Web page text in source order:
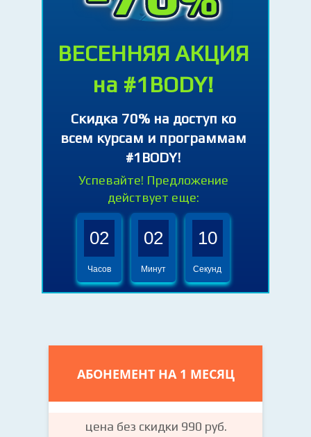
ВЕСЕННЯЯ АКЦИЯ
на #1BODY!
Cкидка 70% на доступ ко
всем курсам и программам
#1BODY!
Успевайте! Предложение
действует еще:
02
Часов
02
Минут
08
Секунд
АБОНЕМЕНТ НА 1 МЕСЯЦ
цена без скидки 990 руб.